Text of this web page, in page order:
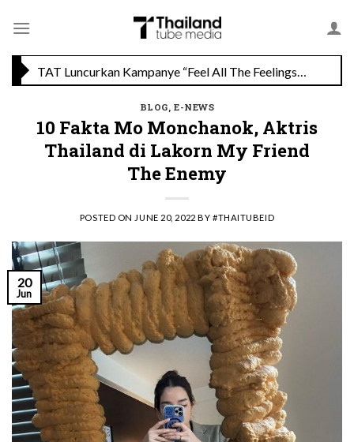
TAT Luncurkan Kampanye “Feel All The Feelings” dengan Lalisa LISA Manobal untuk Promosikan Pariwisata Berkualitas Thailand
BLOG, E-NEWS
10 Fakta Mo Monchanok, Aktris
Thailand di Lakorn My Friend
The Enemy
POSTED ON JUNE 20, 2022 BY #THAITUBEID
20
Jun